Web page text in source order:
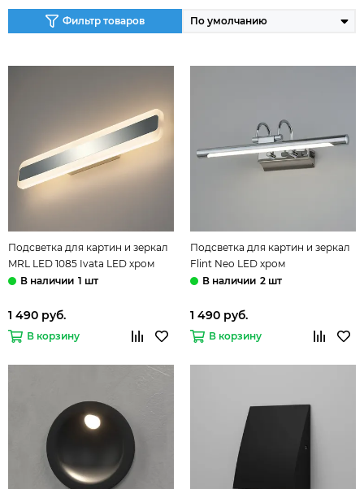
Фильтр товаров
Подсветка для картин и зеркал
MRL LED 1085 Ivata LED хром
Elektrostandard1 шт
1 490 руб.
В корзину
Подсветка для картин и зеркал
Flint Neo LED хром
Elektrostandard2 шт
1 490 руб.
В корзину